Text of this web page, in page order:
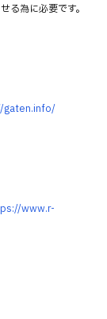
る為に必要です。
gaten.info/
www.r-